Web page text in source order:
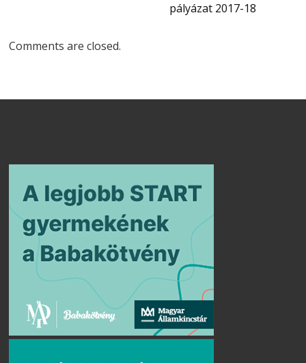
pályázat 2017-18
Comments are closed.